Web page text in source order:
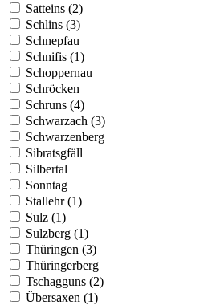
Satteins (2)
Schlins (3)
Schnepfau
Schnifis (1)
Schoppernau
Schröcken
Schruns (4)
Schwarzach (3)
Schwarzenberg
Sibratsgfäll
Silbertal
Sonntag
Stallehr (1)
Sulz (1)
Sulzberg (1)
Thüringen (3)
Thüringerberg
Tschagguns (2)
Übersaxen (1)